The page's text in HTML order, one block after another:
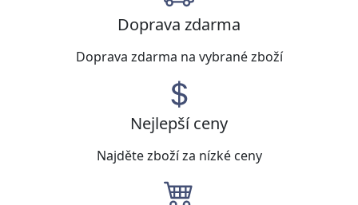
Doprava zdarma
Doprava zdarma na vybrané zboží
Nejlepší ceny
Najděte zboží za nízké ceny